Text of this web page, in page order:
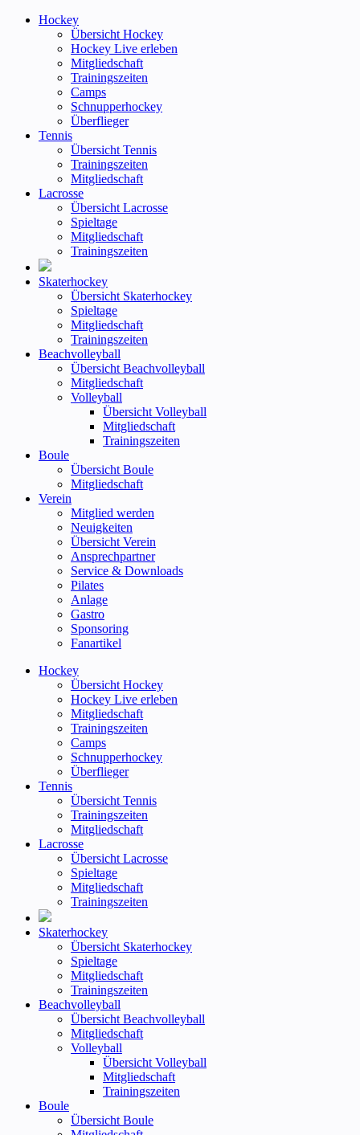
Hockey
Übersicht Hockey
Hockey Live erleben
Mitgliedschaft
Trainingszeiten
Camps
Schnupperhockey
Überflieger
Tennis
Übersicht Tennis
Trainingszeiten
Mitgliedschaft
Lacrosse
Übersicht Lacrosse
Spieltage
Mitgliedschaft
Trainingszeiten
Skaterhockey
Übersicht Skaterhockey
Spieltage
Mitgliedschaft
Trainingszeiten
Beachvolleyball
Übersicht Beachvolleyball
Mitgliedschaft
Volleyball
Übersicht Volleyball
Mitgliedschaft
Trainingszeiten
Boule
Übersicht Boule
Mitgliedschaft
Verein
Mitglied werden
Neuigkeiten
Übersicht Verein
Ansprechpartner
Service & Downloads
Pilates
Anlage
Gastro
Sponsoring
Fanartikel
Hockey
Übersicht Hockey
Hockey Live erleben
Mitgliedschaft
Trainingszeiten
Camps
Schnupperhockey
Überflieger
Tennis
Übersicht Tennis
Trainingszeiten
Mitgliedschaft
Lacrosse
Übersicht Lacrosse
Spieltage
Mitgliedschaft
Trainingszeiten
Skaterhockey
Übersicht Skaterhockey
Spieltage
Mitgliedschaft
Trainingszeiten
Beachvolleyball
Übersicht Beachvolleyball
Mitgliedschaft
Volleyball
Übersicht Volleyball
Mitgliedschaft
Trainingszeiten
Boule
Übersicht Boule